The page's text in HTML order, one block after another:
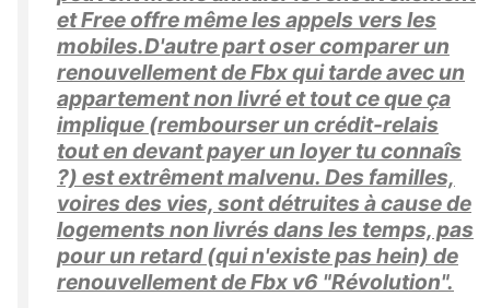
et Free offre même les appels vers les
mobiles.D'autre part oser comparer un
renouvellement de Fbx qui tarde avec un
appartement non livré et tout ce que ça
implique (rembourser un crédit-relais
tout en devant payer un loyer tu connaîs
?) est extrêment malvenu. Des familles,
voires des vies, sont détruites à cause de
logements non livrés dans les temps, pas
pour un retard (qui n'existe pas hein) de
renouvellement de Fbx v6 "Révolution".